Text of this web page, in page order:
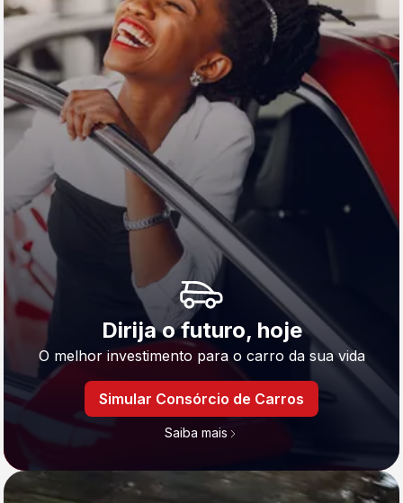
Dirija o futuro, hoje
O melhor investimento para o carro da sua vida
Simular Consórcio de Carros
Saiba mais